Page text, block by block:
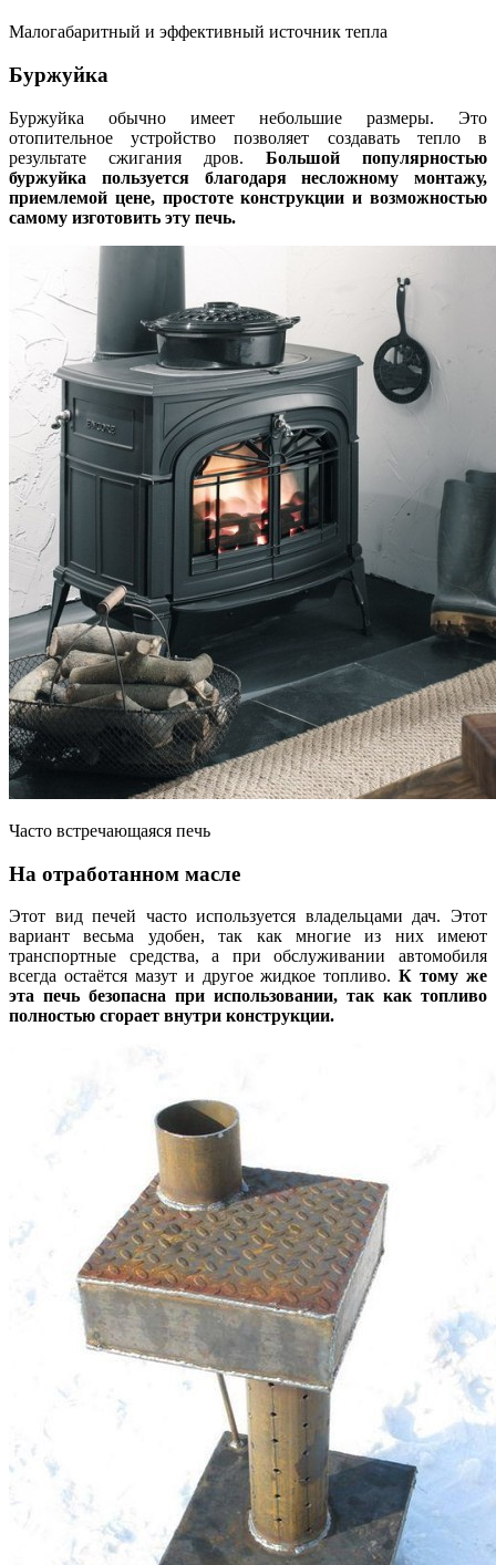
Малогабаритный и эффективный источник тепла
Буржуйка
Буржуйка обычно имеет небольшие размеры. Это
отопительное устройство позволяет создавать тепло в
результате сжигания дров. Большой популярностью
буржуйка пользуется благодаря несложному монтажу,
приемлемой цене, простоте конструкции и возможностью
самому изготовить эту печь.
Часто встречающаяся печь
На отработанном масле
Этот вид печей часто используется владельцами дач. Этот
вариант весьма удобен, так как многие из них имеют
транспортные средства, а при обслуживании автомобиля
всегда остаётся мазут и другое жидкое топливо.К тому же
эта печь безопасна при использовании, так как топливо
полностью сгорает внутри конструкции.